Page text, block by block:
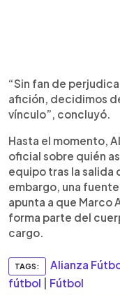
“Sin fan de
afición, decidimos
vínculo”, concluyó.
Hasta el momento,
oficial sobre quién
equipo tras la salida
embargo, una
apunta a que Marco
forma parte del
cargo.
TAGS: Alianza
fútbol
Fútbol